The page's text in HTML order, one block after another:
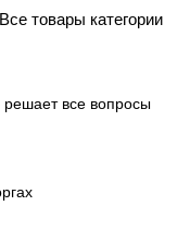
Все товары категории
все вопросы